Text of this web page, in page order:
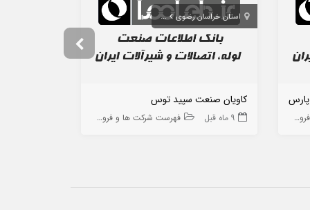
ها
استان خراسان رضوی مشهد
کاویان صنعت سپید توس
9 ماه قبل فهرست شرکت ها و فروشگاه ها